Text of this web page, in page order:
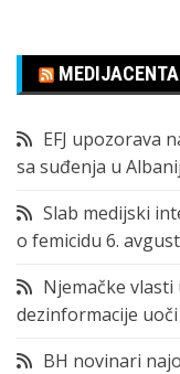
EFJ upozorava
sa suđenja u
Slab medijski
o femicidu 6.
Njemačke
dezinformacije
BH novinari